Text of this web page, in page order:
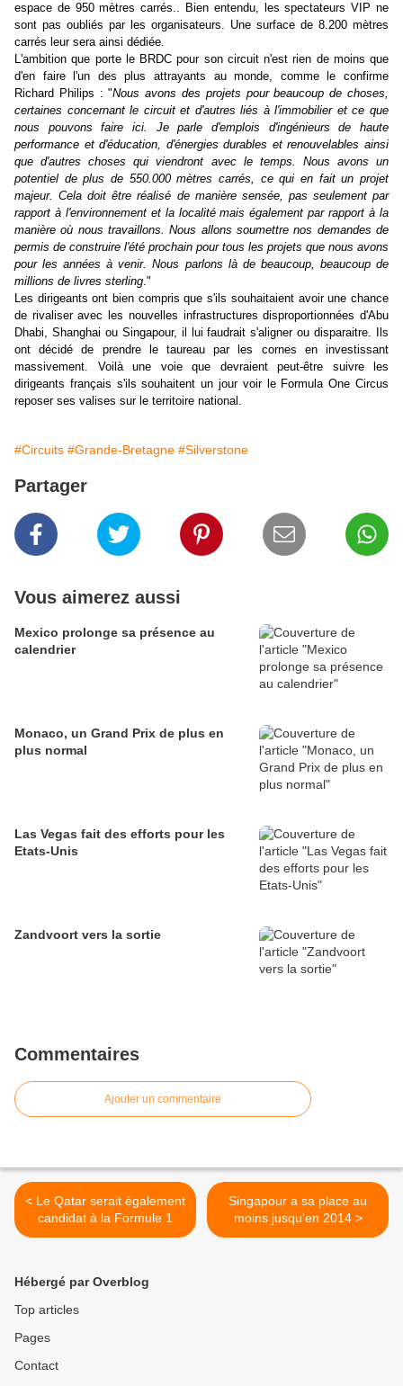
espace de 950 mètres carrés.. Bien entendu, les spectateurs VIP ne
sont pas oubliés par les organisateurs. Une surface de 8.200 mètres
carrés leur sera ainsi dédiée.
L'ambition que porte le BRDC pour son circuit n'est rien de moins que
d'en faire l'un des plus attrayants au monde, comme le confirme
Richard Philips : "Nous avons des projets pour beaucoup de choses,
certaines concernant le circuit et d'autres liés à l'immobilier et ce que
nous pouvons faire ici. Je parle d'emplois d'ingénieurs de haute
performance et d'éducation, d'énergies durables et renouvelables ainsi
que d'autres choses qui viendront avec le temps. Nous avons un
potentiel de plus de 550.000 mètres carrés, ce qui en fait un projet
majeur. Cela doit être réalisé de manière sensée, pas seulement par
rapport à l'environnement et la localité mais également par rapport à la
manière où nous travaillons. Nous allons soumettre nos demandes de
permis de construire l'été prochain pour tous les projets que nous avons
pour les années à venir. Nous parlons là de beaucoup, beaucoup de
millions de livres sterling."
Les dirigeants ont bien compris que s'ils souhaitaient avoir une chance
de rivaliser avec les nouvelles infrastructures disproportionnées d'Abu
Dhabi, Shanghai ou Singapour, il lui faudrait s'aligner ou disparaitre. Ils
ont décidé de prendre le taureau par les cornes en investissant
massivement. Voilà une voie que devraient peut-être suivre les
dirigeants français s'ils souhaitent un jour voir le Formula One Circus
reposer ses valises sur le territoire national.
#Circuits #Grande-Bretagne #Silverstone
Partager
Vous aimerez aussi
Mexico prolonge sa présence au
calendrier
Monaco, un Grand Prix de plus en
plus normal
Las Vegas fait des efforts pour les
Etats-Unis
Zandvoort vers la sortie
Commentaires
Ajouter un commentaire
< Le Qatar serait également
candidat à la Formule 1
Singapour a sa place au
moins jusqu'en 2014 >
Hébergé par Overblog
Top articles
Pages
Contact